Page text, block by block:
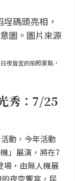
夜皆宜的拍照景點，
秀：7/25
動，今年活動
」展演，將在7
場，由無人機展
夜空饗宴，屆